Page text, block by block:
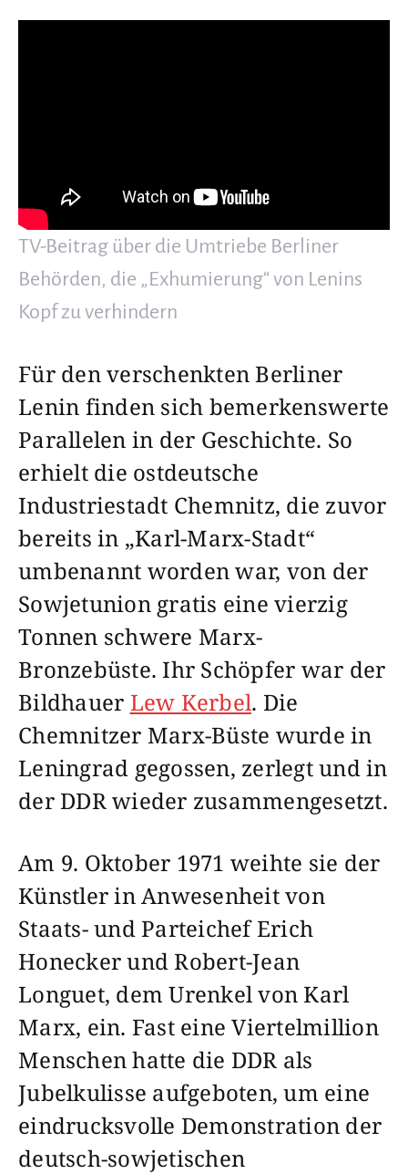
TV-Beitrag über die Umtriebe Berliner
Behörden, die „Exhumierung“ von Lenins
Kopf zu verhindern
Für den verschenkten Berliner
Lenin finden sich bemerkenswerte
Parallelen in der Geschichte. So
erhielt die ostdeutsche
Industriestadt Chemnitz, die zuvor
bereits in „Karl-Marx-Stadt“
umbenannt worden war, von der
Sowjetunion gratis eine vierzig
Tonnen schwere Marx-
Bronzebüste. Ihr Schöpfer war der
Bildhauer Lew Kerbel. Die
Chemnitzer Marx-Büste wurde in
Leningrad gegossen, zerlegt und in
der DDR wieder zusammengesetzt.
Am 9. Oktober 1971 weihte sie der
Künstler in Anwesenheit von
Staats- und Parteichef Erich
Honecker und Robert-Jean
Longuet, dem Urenkel von Karl
Marx, ein. Fast eine Viertelmillion
Menschen hatte die DDR als
Jubelkulisse aufgeboten, um eine
eindrucksvolle Demonstration der
deutsch-sowjetischen